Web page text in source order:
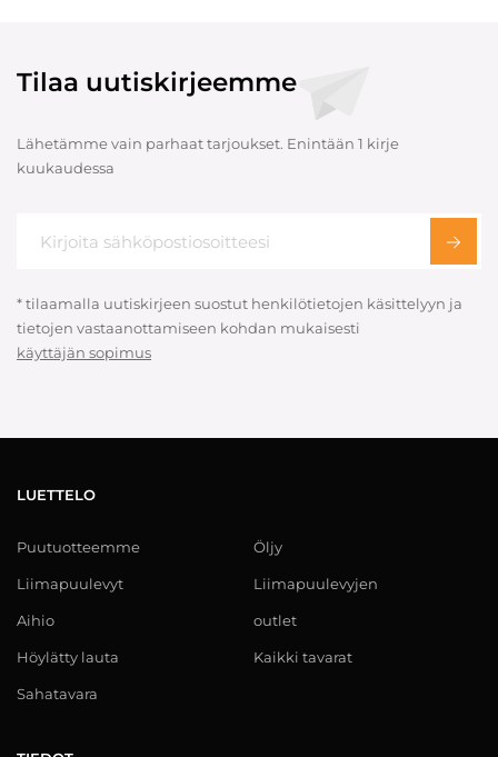
Tilaa uutiskirjeemme
Lähetämme vain parhaat tarjoukset. Enintään 1 kirje
kuukaudessa
* tilaamalla uutiskirjeen suostut henkilötietojen käsittelyyn ja
tietojen vastaanottamiseen kohdan mukaisesti
käyttäjän sopimus
LUETTELO
Puutuotteemme
Liimapuulevyt
Aihio
Höylätty lauta
Sahatavara
Öljy
Liimapuulevyjen
outlet
Kaikki tavarat